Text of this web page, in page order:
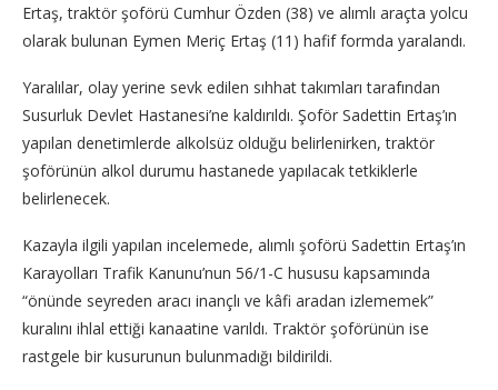
Ertaş, traktör şoförü Cumhur Özden (38) ve alımlı araçta yolcu
olarak bulunan Eymen Meriç Ertaş (11) hafif formda yaralandı.
Yaralılar, olay yerine sevk edilen sıhhat takımları tarafından
Susurluk Devlet Hastanesi’ne kaldırıldı. Şoför Sadettin Ertaş’ın
yapılan denetimlerde alkolsüz olduğu belirlenirken, traktör
şoförünün alkol durumu hastanede yapılacak tetkiklerle
belirlenecek.
Kazayla ilgili yapılan incelemede, alımlı şoförü Sadettin Ertaş’ın
Karayolları Trafik Kanunu’nun 56/1-C hususu kapsamında
“önünde seyreden aracı inançlı ve kâfi aradan izlememek”
kuralını ihlal ettiği kanaatine varıldı. Traktör şoförünün ise
rastgele bir kusurunun bulunmadığı bildirildi.